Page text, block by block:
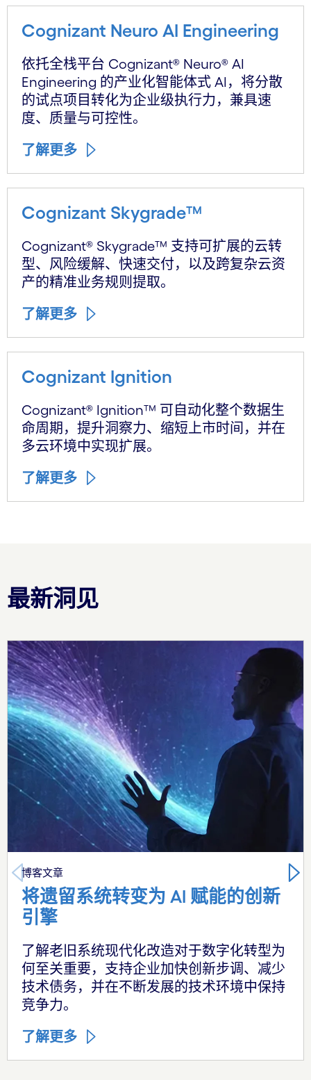
Cognizant Neuro AI Engineering
依托全栈平台 Cognizant® Neuro® AI
Engineering 的产业化智能体式 AI，将分散
的试点项目转化为企业级执行力，兼具速
度、质量与可控性。
了解更多
Cognizant Skygrade™
Cognizant® Skygrade™ 支持可扩展的云转
型、风险缓解、快速交付，以及跨复杂云资
产的精准业务规则提取。
了解更多
Cognizant Ignition
Cognizant® Ignition™ 可自动化整个数据生
命周期，提升洞察力、缩短上市时间，并在
多云环境中实现扩展。
了解更多
最新洞见
Carousel starts
博客文章
将遗留系统转变为 AI 赋能的创新
引擎
了解老旧系统现代化改造对于数字化转型为
何至关重要，支持企业加快创新步调、减少
技术债务，并在不断发展的技术环境中保持
竞争力。
了解更多